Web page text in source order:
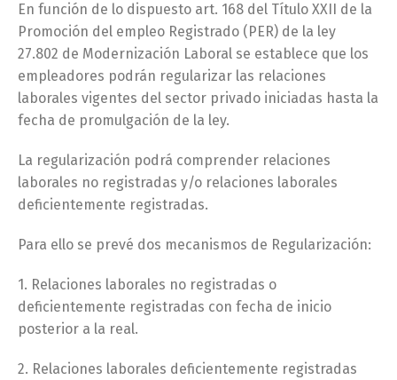
En función de lo dispuesto art. 168 del Título XXII de la
Promoción del empleo Registrado (PER) de la ley
27.802 de Modernización Laboral se establece que los
empleadores podrán regularizar las relaciones
laborales vigentes del sector privado iniciadas hasta la
fecha de promulgación de la ley.
La regularización podrá comprender relaciones
laborales no registradas y/o relaciones laborales
deficientemente registradas.
Para ello se prevé dos mecanismos de Regularización:
1. Relaciones laborales no registradas o
deficientemente registradas con fecha de inicio
posterior a la real.
2. Relaciones laborales deficientemente registradas